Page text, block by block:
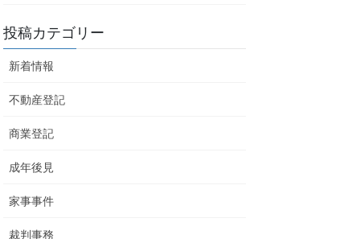
投稿カテゴリー
新着情報
不動産登記
商業登記
成年後見
家事事件
裁判事務